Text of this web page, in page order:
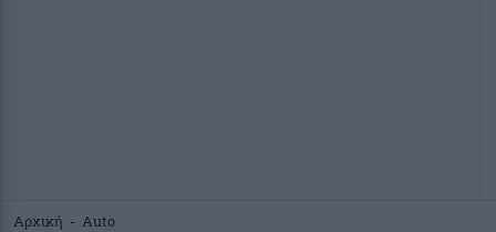
Αρχική - Auto